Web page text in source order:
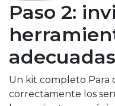
Paso 2:
adecuadas
Un kit completo Para
correctamente los